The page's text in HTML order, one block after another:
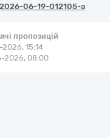
06-19-012105-a
пропозицій
15:14
2026, 08:00